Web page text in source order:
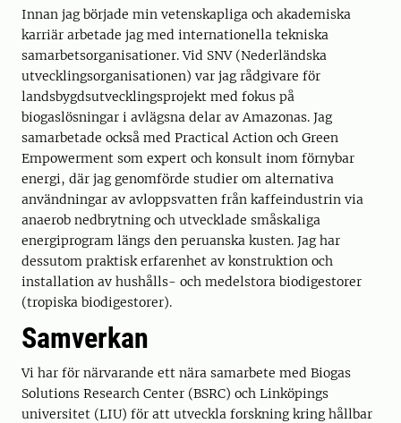
Innan jag började min vetenskapliga och akademiska
karriär arbetade jag med internationella tekniska
samarbetsorganisationer. Vid SNV (Nederländska
utvecklingsorganisationen) var jag rådgivare för
landsbygdsutvecklingsprojekt med fokus på
biogaslösningar i avlägsna delar av Amazonas. Jag
samarbetade också med Practical Action och Green
Empowerment som expert och konsult inom förnybar
energi, där jag genomförde studier om alternativa
användningar av avloppsvatten från kaffeindustrin via
anaerob nedbrytning och utvecklade småskaliga
energiprogram längs den peruanska kusten. Jag har
dessutom praktisk erfarenhet av konstruktion och
installation av hushålls- och medelstora biodigestorer
(tropiska biodigestorer).
Samverkan
Vi har för närvarande ett nära samarbete med Biogas
Solutions Research Center (BSRC) och Linköpings
universitet (LIU) för att utveckla forskning kring hållbar